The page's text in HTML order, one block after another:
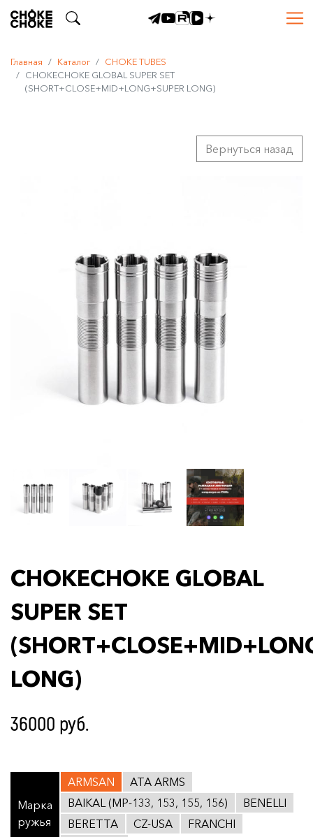
Главная Каталог
CHOKE TUBES
CHOKECHOKE GLOBAL SUPER SET
(SHORT+CLOSE+MID+LONG+SUPER LONG)
Вернуться назад
CHOKECHOKE GLOBAL
SUPER SET
LONG)
36000 руб.
Марка
ружья
ARMSAN
ATA ARMS
BAIKAL (МР-133, 153, 155, 156)
BENELLI
BERETTA
CZ-USA
FRANCHI